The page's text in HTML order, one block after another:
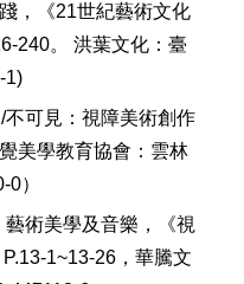
，《21世紀藝術文化
240。 洪葉文化：臺
1)
可見：視障美術創作
美學教育協會：雲林
）
術美學及音樂，《視
1~13-26，華騰文